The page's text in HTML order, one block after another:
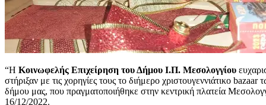
“Η Kοινωφελής Eπιχείρηση του Δήμου Ι.Π. Μεσολογγίου
στήριξαν με τις χορηγίες τους το διήμερο χριστουγεννιάτικο
δήμου μας, που πραγματοποιήθηκε στην κεντρική πλατεία
16/12/2022.